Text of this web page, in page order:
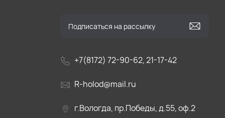
+7(8172) 72-90-62, 21-17-42
R-holod@mail.ru
г.Вологда, пр.Победы, д.55, оф.2